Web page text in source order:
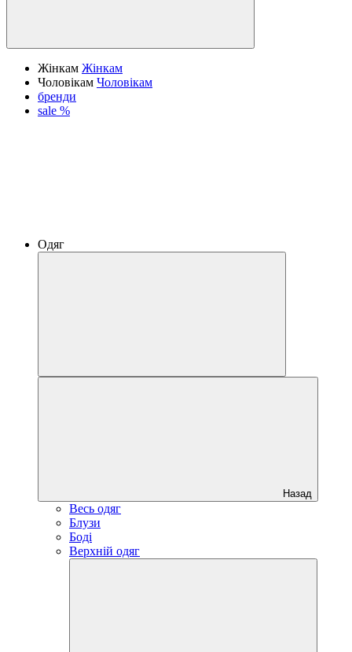
Жінкам Жінкам
Чоловікам Чоловікам
бренди
sale %
Одяг
Назад
Весь одяг
Блузи
Боді
Верхній одяг